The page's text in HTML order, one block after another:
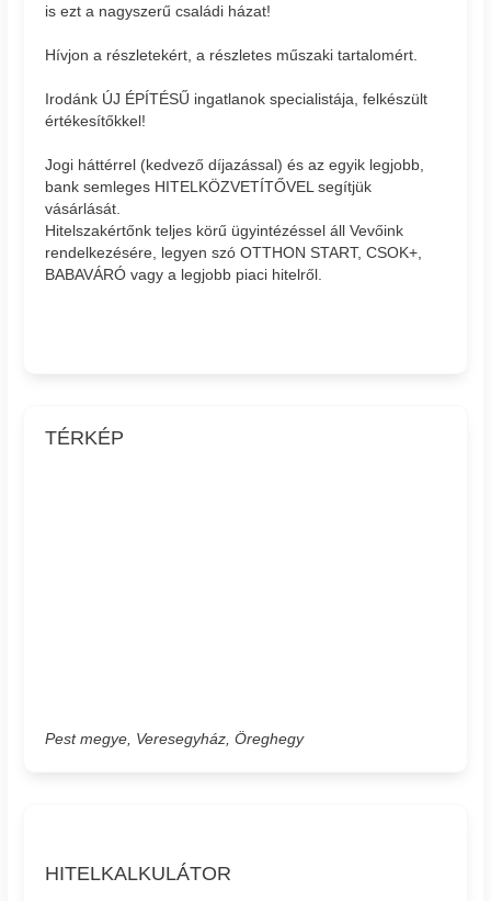
is ezt a nagyszerű családi házat!
Hívjon a részletekért, a részletes műszaki tartalomért.
Irodánk ÚJ ÉPÍTÉSŰ ingatlanok specialistája, felkészült
értékesítőkkel!
Jogi háttérrel (kedvező díjazással) és az egyik legjobb,
bank semleges HITELKÖZVETÍTŐVEL segítjük
vásárlását.
Hitelszakértőnk teljes körű ügyintézéssel áll Vevőink
rendelkezésére, legyen szó OTTHON START, CSOK+,
BABAVÁRÓ vagy a legjobb piaci hitelről.
TÉRKÉP
Pest megye, Veresegyház, Öreghegy
HITELKALKULÁTOR